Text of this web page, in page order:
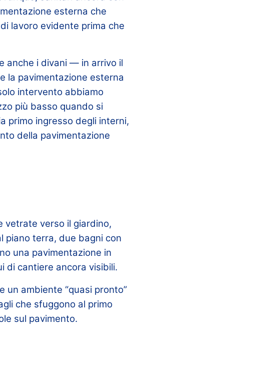
esterna che
lavoro evidente prima che
anche i divani — in arrivo il
la pavimentazione esterna
intervento abbiamo
più basso quando si
primo ingresso degli interni,
della pavimentazione
vetrate verso il giardino,
piano terra, due bagni con
una pavimentazione in
di cantiere ancora visibili.
un ambiente “quasi pronto”
che sfuggono al primo
sul pavimento.